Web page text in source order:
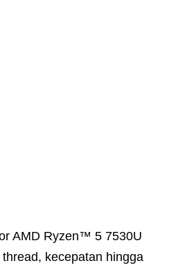
AMD Ryzen™ 5 7530U
kecepatan hingga